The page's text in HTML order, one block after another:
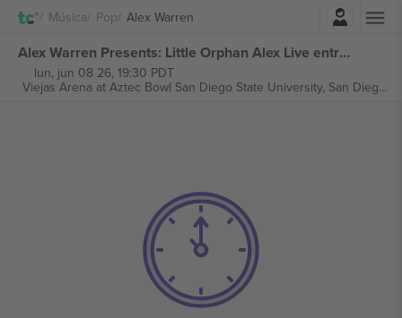
Música Pop Alex Warren
Alex Warren Presents: Little Orphan Alex Live entradas
lun, jun 08 26, 19:30 PDT
Viejas Arena at Aztec Bowl San Diego State University, San Diego, United States